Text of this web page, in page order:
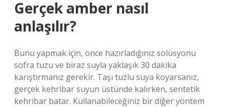
Gerçek amber nasıl
anlaşılır?
Bunu yapmak için, önce hazırladığınız solüsyonu
sofra tuzu ve biraz suyla yaklaşık 30 dakika
karıştırmanız gerekir. Taşı tuzlu suya koyarsanız,
gerçek kehribar suyun üstünde kalırken, sentetik
kehribar batar. Kullanabileceğiniz bir diğer yöntem